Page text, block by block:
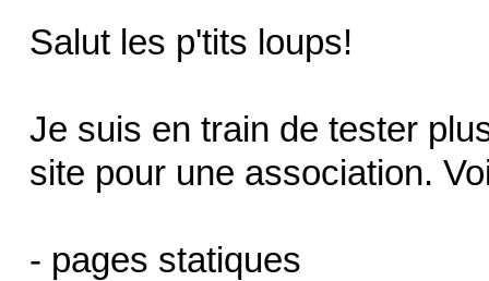
Salut les p'tits loups!
Je suis en train de tester
site pour une association.
- pages statiques